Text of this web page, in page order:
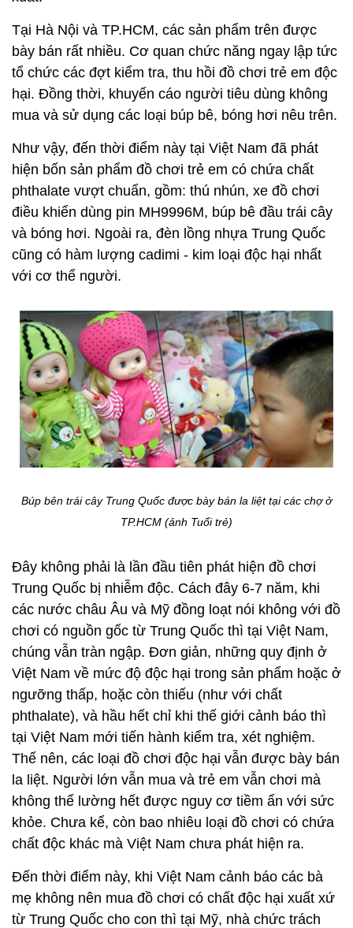
Tại Hà Nội và TP.HCM, các sản phẩm trên được
bày bán rất nhiều. Cơ quan chức năng ngay lập tức
tổ chức các đợt kiểm tra, thu hồi đồ chơi trẻ em độc
hại. Đồng thời, khuyến cáo người tiêu dùng không
mua và sử dụng các loại búp bê, bóng hơi nêu trên.
Như vậy, đến thời điểm này tại Việt Nam đã phát
hiện bốn sản phẩm đồ chơi trẻ em có chứa chất
phthalate vượt chuẩn, gồm: thú nhún, xe đồ chơi
điều khiển dùng pin MH9996M, búp bê đầu trái cây
và bóng hơi. Ngoài ra, đèn lồng nhựa Trung Quốc
cũng có hàm lượng cadimi - kim loại độc hại nhất
với cơ thể người.
Búp bên trái cây Trung Quốc được bày bán la liệt tại các chợ ở
TP.HCM (ảnh Tuổi trẻ)
Đây không phải là lần đầu tiên phát hiện đồ chơi
Trung Quốc bị nhiễm độc. Cách đây 6-7 năm, khi
các nước châu Âu và Mỹ đồng loạt nói không với đồ
chơi có nguồn gốc từ Trung Quốc thì tại Việt Nam,
chúng vẫn tràn ngập. Đơn giản, những quy định ở
Việt Nam về mức độ độc hại trong sản phẩm hoặc ở
ngưỡng thấp, hoặc còn thiếu (như với chất
phthalate), và hầu hết chỉ khi thế giới cảnh báo thì
tại Việt Nam mới tiến hành kiểm tra, xét nghiệm.
Thế nên, các loại đồ chơi độc hại vẫn được bày bán
la liệt. Người lớn vẫn mua và trẻ em vẫn chơi mà
không thể lường hết được nguy cơ tiềm ẩn với sức
khỏe. Chưa kể, còn bao nhiêu loại đồ chơi có chứa
chất độc khác mà Việt Nam chưa phát hiện ra.
Đến thời điểm này, khi Việt Nam cảnh báo các bà
mẹ không nên mua đồ chơi có chất độc hại xuất xứ
từ Trung Quốc cho con thì tại Mỹ, nhà chức trách